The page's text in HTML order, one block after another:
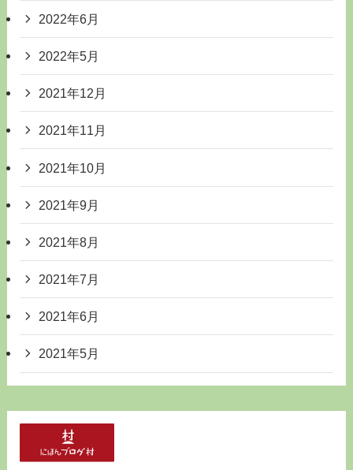
2022年6月
2022年5月
2021年12月
2021年11月
2021年10月
2021年9月
2021年8月
2021年7月
2021年6月
2021年5月